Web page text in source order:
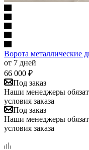
Ворота металлические
от 7 дней
66 000 ₽
Под заказ
Наши менеджеры
условия заказа
Под заказ
Наши менеджеры
условия заказа